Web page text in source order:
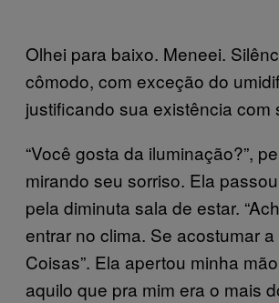
Olhei para baixo. Meneei.
cômodo, com exceção do
justificando sua existência com
“Você gosta da iluminação?”,
mirando seu sorriso. Ela
pela diminuta sala de estar.
entrar no clima. Se acostumar
Coisas”. Ela apertou minha
aquilo que pra mim era o mais